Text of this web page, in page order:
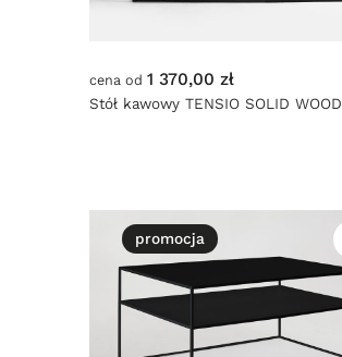
cena od 1 370,00 zł
Stół kawowy TENSIO SOLID WOOD
promocja